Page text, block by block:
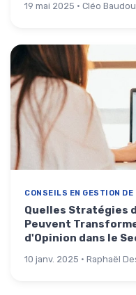
19 mai 2025 · Cléo
CONSEILS EN GESTION
Quelles Stratégies
Peuvent
d'Opinion dans le
10 janv. 2025 · Raphaël